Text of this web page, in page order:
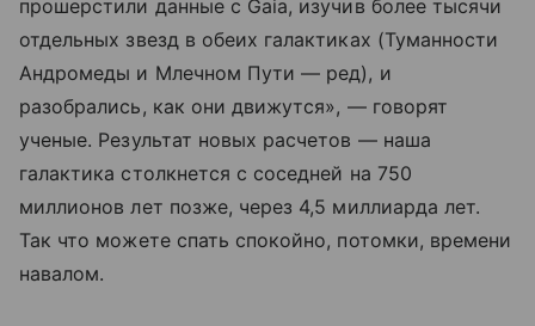
прошерстили данные с Gaia, изучив более тысячи
отдельных звезд в обеих галактиках (Туманности
Андромеды и Млечном Пути — ред), и
разобрались, как они движутся», — говорят
ученые. Результат новых расчетов — наша
галактика столкнется с соседней на 750
миллионов лет позже, через 4,5 миллиарда лет.
Так что можете спать спокойно, потомки, времени
навалом.